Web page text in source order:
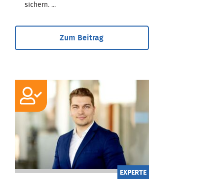
sichern. ...
Zum Beitrag
EXPERTE